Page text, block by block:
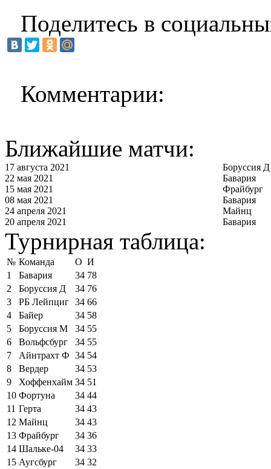
Поделитесь в
Комментарии:
Ближайшие матчи:
17 августа 2021
Боруссия Д
22 мая 2021
Бавария
15 мая 2021
Фрайбург
08 мая 2021
Бавария
24 апреля 2021
Майнц
20 апреля 2021
Бавария
Турнирная таблица:
№ Команда О И
1
Бавария 34 78
2
Боруссия Д 34 76
3
РБ Лейпциг 34 66
4
Байер 34 58
5
Боруссия М 34 55
6
Вольфсбург 34 55
7
Айнтрахт Ф 34 54
8
Вердер 34 53
9
Хоффенхайм 34 51
10 Фортуна 34 44
11 Герта 34 43
12 Майнц 34 43
13 Фрайбург 34 36
14 Шальке-04 34 33
15 Аугсбург 34 32